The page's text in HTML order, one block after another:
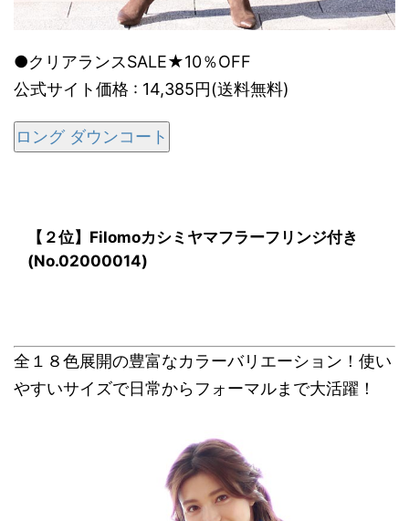
●クリアランスSALE★10％OFF
公式サイト価格 : 14,385円(送料無料)
ロング ダウンコート
【２位】Filomoカシミヤマフラーフリンジ付き
(No.02000014)
全１８色展開の豊富なカラーバリエーション！使い
やすいサイズで日常からフォーマルまで大活躍！